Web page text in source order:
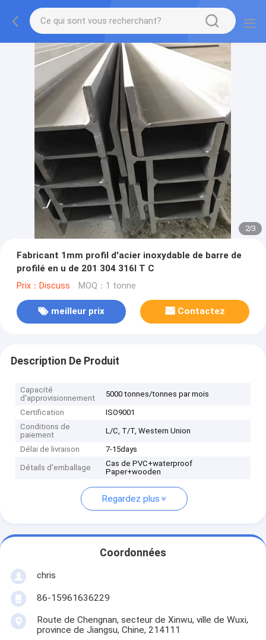
2/3
Fabricant 1mm profil d'acier inoxydable de barre de
profilé en u de 201 304 316l T C
Prix：Discuss MOQ：1 tonne
meilleur prix Contactez
Description De Produit
Capacité
d'approvisionnement
5000 tonnes/tonnes par mois
Certification
ISO9001
Conditions de
paiement
L/C, T/T, Western Union
Délai de livraison 7-15days
Détails d'emballage
Cas de PVC+waterproof
Paper+wooden
Regardez plus
Coordonnées
chris
86-15961636229
Route de Chengnan, secteur de Xinwu, ville de Wuxi,
province de Jiangsu, Chine, 214111